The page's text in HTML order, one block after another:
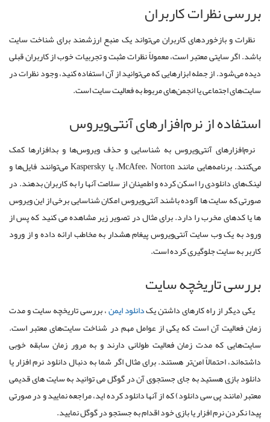
بررسی نظرات کاربران
نظرات و بازخوردهای کاربران می‌تواند یک منبع ارزشمند برای شناخت سایت
باشد. اگر سایتی معتبر است، معمولاً نظرات مثبت و تجربیات خوب از کاربران قبلی
دیده می‌شود. از جمله ابزارهایی که می‌توانید از آن استفاده کنید، وجود نظرات در
سایت‌های اجتماعی یا انجمن‌های مربوط به فعالیت سایت است.
استفاده از نرم‌افزارهای آنتی‌ویروس
نرم‌افزارهای آنتی‌ویروس به شناسایی و حذف ویروس‌ها و بدافزارها کمک
می‌کنند. برنامه‌هایی مانند McAfee، Norton، یا Kaspersky می‌توانند فایل‌ها و
لینک‌های دانلودی را اسکن کرده و اطمینان از سلامت آنها را به کاربران بدهند. در
صورتی که سایت ها آلوده باشند آنتی‌ویروس امکان شناسایی برخی از این ویروس
ها یا کدهای مخرب را دارد. برای مثال در تصویر زیر مشاهده می کنید که پس از
ورود به یک وب سایت آنتی‌ویروس پیغام هشدار به مخاطب ارائه داده و از ورود
کاربر به سایت جلوگیری کرده است.
بررسی تاریخچه سایت
یکی دیگر از راه کارهای داشتن یکدانلود ایمن، بررسی تاریخچه سایت و مدت
زمان فعالیت آن است که یکی از عوامل مهم در شناخت سایت‌های معتبر است.
سایت‌هایی که مدت زمان فعالیت طولانی دارند و به مرور زمان سابقه خوبی
داشته‌اند، احتمالاً امن‌تر هستند. برای مثال اگر شما به دنبال دانلود نرم افزار یا
دانلود بازی هستید به جای جستجوی آن در گوگل می توانید به سایت های قدیمی
معتبر (مانند پی سی دانلود) که از آنها دانلود کرده اید، مراجعه نمایید و در صورتی
پیدا نکردن نرم افزار یا بازی خود اقدام به جستجو در گوگل نمایید.